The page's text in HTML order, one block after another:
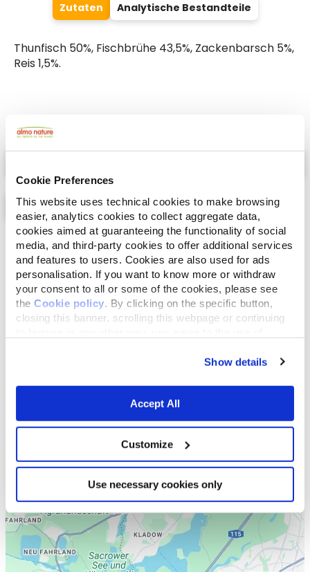
Cookie Preferences
This website uses technical cookies to make browsing
easier, analytics cookies to collect aggregate data,
cookies aimed at guaranteeing the functionality of social
media, and third-party cookies to offer additional services
and features to users. Cookies are also used for ads
personalisation. If you want to know more or withdraw
your consent to all or some of the cookies, please see
the Cookie policy . By clicking on the specific button,
closing this banner, scrolling this webpage or continuing
Show details
Accept All
Customize
Use necessary cookies only
Zutaten Analytische Bestandteile
Thunfisch 50%, Fischbrühe 43,5%, Zackenbarsch 5%,
Reis 1,5%.
Select a tab
Liste Karte